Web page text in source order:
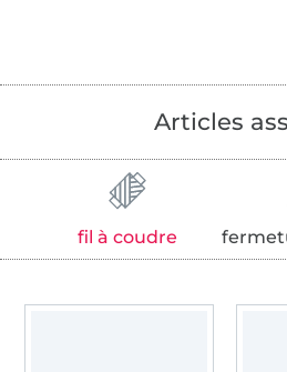
Articles
fil à coudre